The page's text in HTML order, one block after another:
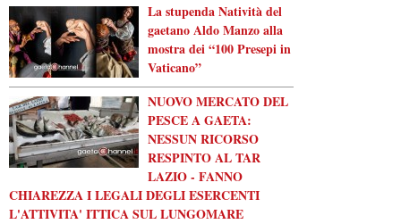
La stupenda Natività del
gaetano Aldo Manzo alla
mostra dei “100 Presepi in
Vaticano”
NUOVO MERCATO DEL
PESCE A GAETA:
NESSUN RICORSO
RESPINTO AL TAR
LAZIO - FANNO
CHIAREZZA I LEGALI DEGLI ESERCENTI
L'ATTIVITA' ITTICA SUL LUNGOMARE